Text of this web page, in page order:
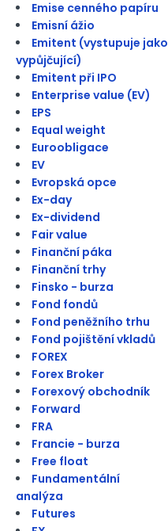
Emise cenného papíru
Emisní ážio
Emitent (vystupuje jako
vypůjčující)
Emitent při IPO
Enterprise value (EV)
EPS
Equal weight
Euroobligace
EV
Evropská opce
Ex-day
Ex-dividend
Fair value
Finanční páka
Finanční trhy
Finsko - burza
Fond fondů
Fond peněžního trhu
Fond pojištění vkladů
FOREX
Forex Broker
Forexový obchodník
Forward
FRA
Francie - burza
Free float
Fundamentální
analýza
Futures